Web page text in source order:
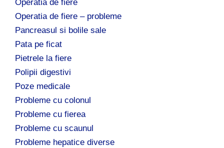
Operatia de fiere
Operatia de fiere – probleme
Pancreasul si bolile sale
Pata pe ficat
Pietrele la fiere
Polipii digestivi
Poze medicale
Probleme cu colonul
Probleme cu fierea
Probleme cu scaunul
Probleme hepatice diverse